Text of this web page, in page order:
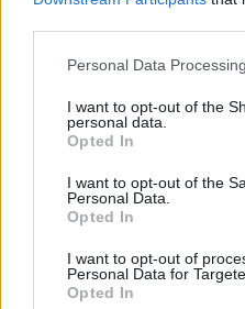
Personal Data
I want to opt-out of the
personal data.
Opted In
I want to opt-out of the
Personal Data.
Opted In
I want to opt-out of
Personal Data for
Opted In
nuvijęs jį pas šeimos
pertrauką išėjo
S.Bareikiu, – lapkričio
vėjas Andriui tapo
koncerto muzikantas
tačiau tikėjosi, kad